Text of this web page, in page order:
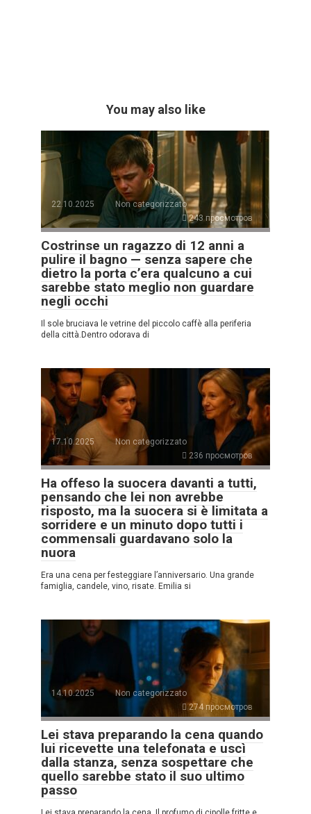
You may also like
22.10.2025
Non categorizzato
243 просмотров
Costrinse un ragazzo di 12 anni a
pulire il bagno — senza sapere che
dietro la porta c’era qualcuno a cui
sarebbe stato meglio non guardare
negli occhi
Il sole bruciava le vetrine del piccolo caffè alla periferia
della città.Dentro odorava di
17.10.2025
Non categorizzato
236 просмотров
Ha offeso la suocera davanti a tutti,
pensando che lei non avrebbe
risposto, ma la suocera si è limitata a
sorridere e un minuto dopo tutti i
commensali guardavano solo la
nuora
Era una cena per festeggiare l’anniversario. Una grande
famiglia, candele, vino, risate. Emilia si
14.10.2025
Non categorizzato
274 просмотров
Lei stava preparando la cena quando
lui ricevette una telefonata e uscì
dalla stanza, senza sospettare che
quello sarebbe stato il suo ultimo
passo